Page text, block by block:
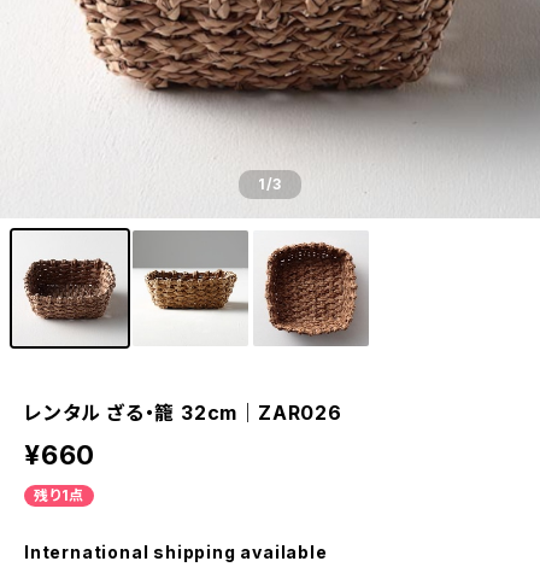
1/3
レンタル ざる・籠 32cm｜ZAR026
¥660
残り1点
International shipping available